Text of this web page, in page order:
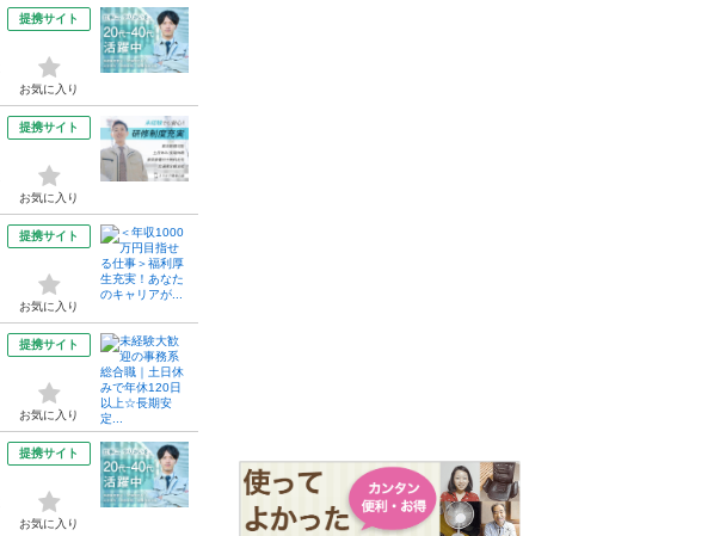
提携サイト
お気に入り
提携サイト
お気に入り
提携サイト
お気に入り
提携サイト
お気に入り
提携サイト
お気に入り